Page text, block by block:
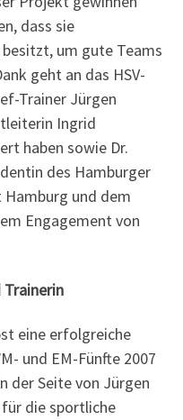
dass sie
um gute Teams
geht an das HSV-
Trainer Jürgen
Ingrid
haben sowie Dr.
des Hamburger
Hamburg und dem
Engagement von
Trainerin
eine erfolgreiche
und EM-Fünfte 2007
der Seite von Jürgen
die sportliche